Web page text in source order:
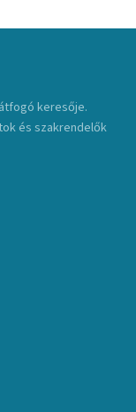
keresője.
és szakrendelők